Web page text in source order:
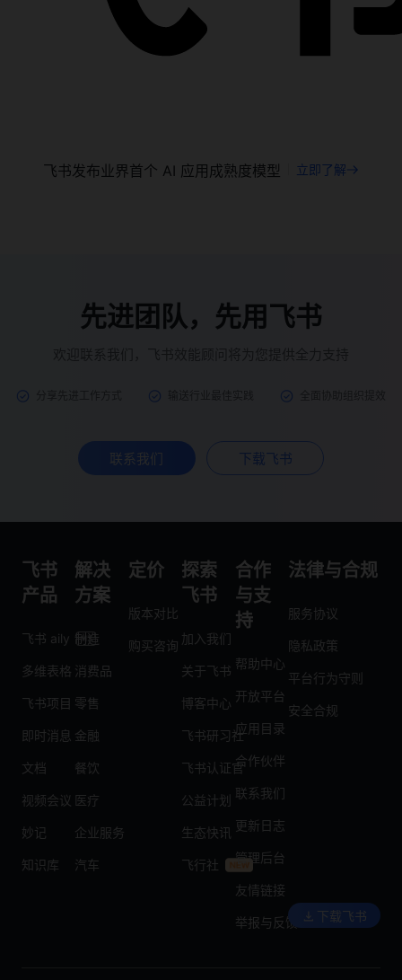
飞书发布业界首个 AI 应用成熟度模型 立即了解
先进团队，先用飞书
联系我们 下载飞书
飞书
产品
飞书 aily
多维表格
飞书项目
即时消息
文档
视频会议
妙记
知识库
解决
方案
制造
消费品
零售
金融
餐饮
医疗
企业服务
汽车
定价
版本对比
购买咨询
探索
飞书
加入我们
关于飞书
博客中心
飞书研习社
飞书认证官
公益计划
生态快讯
飞行社
合作
与支
持
帮助中心
开放平台
应用目录
合作伙伴
联系我们
更新日志
管理后台
友情链接
举报与反馈
法律与合规
服务协议
隐私政策
平台行为守则
安全合规
下载飞书